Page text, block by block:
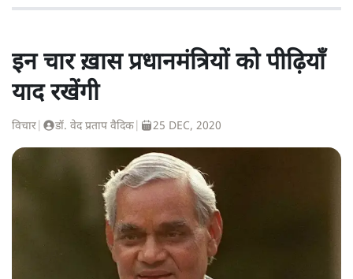
इन चार ख़ास प्रधानमंत्रियों को पीढ़ियाँ
याद रखेंगी
विचार डॉ. वेद प्रताप वैदिक 25 DEC, 2020